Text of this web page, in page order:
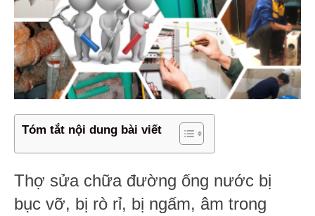
Tóm tắt nội dung bài viết
Thợ sửa chữa đường ống nước bị
bục vỡ, bị rò rỉ, bị ngấm, âm trong